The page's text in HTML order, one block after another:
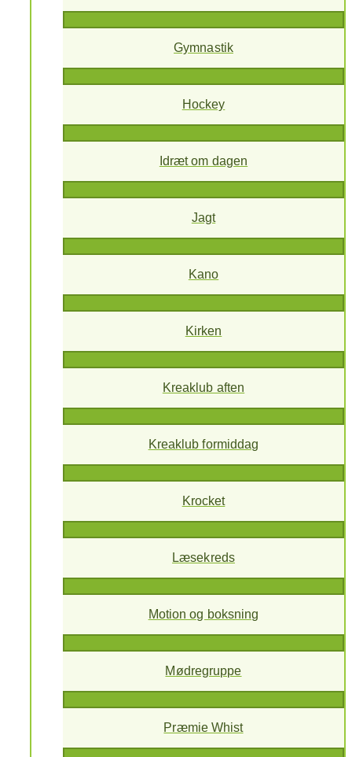
Gymnastik
Hockey
Idræt om dagen
Jagt
Kano
Kirken
Kreaklub aften
Kreaklub formiddag
Krocket
Læsekreds
Motion og boksning
Mødregruppe
Præmie Whist